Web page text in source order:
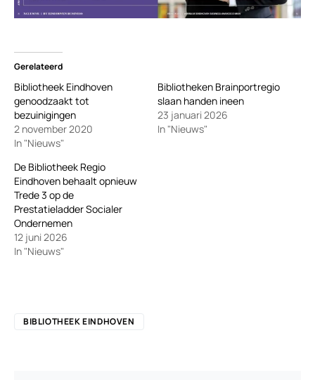
Gerelateerd
Bibliotheek Eindhoven
genoodzaakt tot
bezuinigingen
2 november 2020
In "Nieuws"
Bibliotheken Brainportregio
slaan handen ineen
23 januari 2026
In "Nieuws"
De Bibliotheek Regio
Eindhoven behaalt opnieuw
Trede 3 op de
Prestatieladder Socialer
Ondernemen
12 juni 2026
In "Nieuws"
BIBLIOTHEEK EINDHOVEN